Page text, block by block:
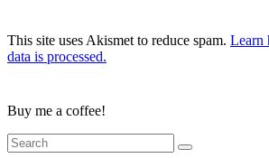
This site uses Akismet to reduce spam. Learn
data is processed.
Buy me a coffee!